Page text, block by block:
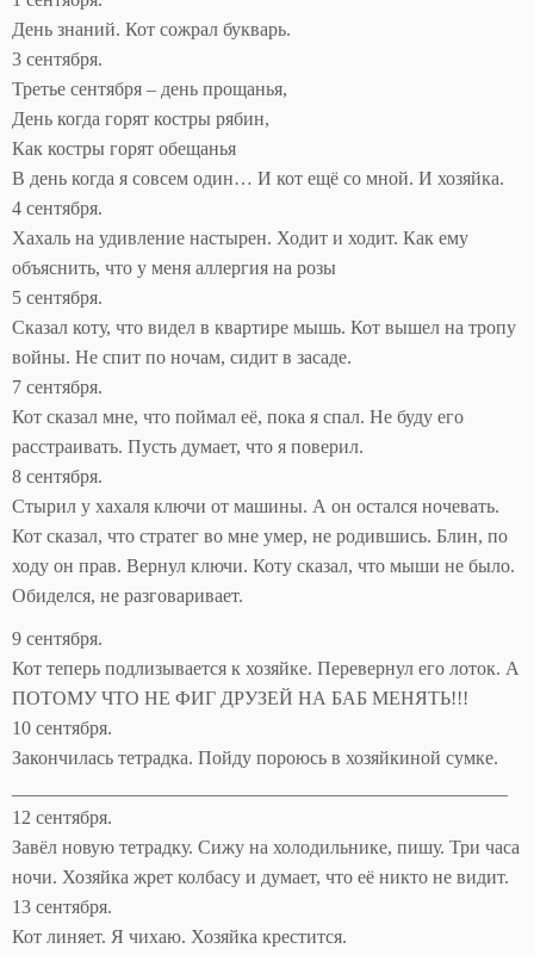
День знаний. Кот сожрал букварь.
3 сентября.
Третье сентября – день прощанья,
День когда горят костры рябин,
Как костры горят обещанья
В день когда я совсем один… И кот ещё со мной. И хозяйка.
4 сентября.
Хахаль на удивление настырен. Ходит и ходит. Как ему
объяснить, что у меня аллергия на розы
5 сентября.
Сказал коту, что видел в квартире мышь. Кот вышел на тропу
войны. Не спит по ночам, сидит в засаде.
7 сентября.
Кот сказал мне, что поймал её, пока я спал. Не буду его
расстраивать. Пусть думает, что я поверил.
8 сентября.
Стырил у хахаля ключи от машины. А он остался ночевать.
Кот сказал, что стратег во мне умер, не родившись. Блин, по
ходу он прав. Вернул ключи. Коту сказал, что мыши не было.
Обиделся, не разговаривает.
9 сентября.
Кот теперь подлизывается к хозяйке. Перевернул его лоток. А
ПОТОМУ ЧТО НЕ ФИГ ДРУЗЕЙ НА БАБ МЕНЯТЬ!!!
10 сентября.
Закончилась тетрадка. Пойду пороюсь в хозяйкиной сумке.
12 сентября.
Завёл новую тетрадку. Сижу на холодильнике, пишу. Три часа
ночи. Хозяйка жрет колбасу и думает, что её никто не видит.
13 сентября.
Кот линяет. Я чихаю. Хозяйка крестится.